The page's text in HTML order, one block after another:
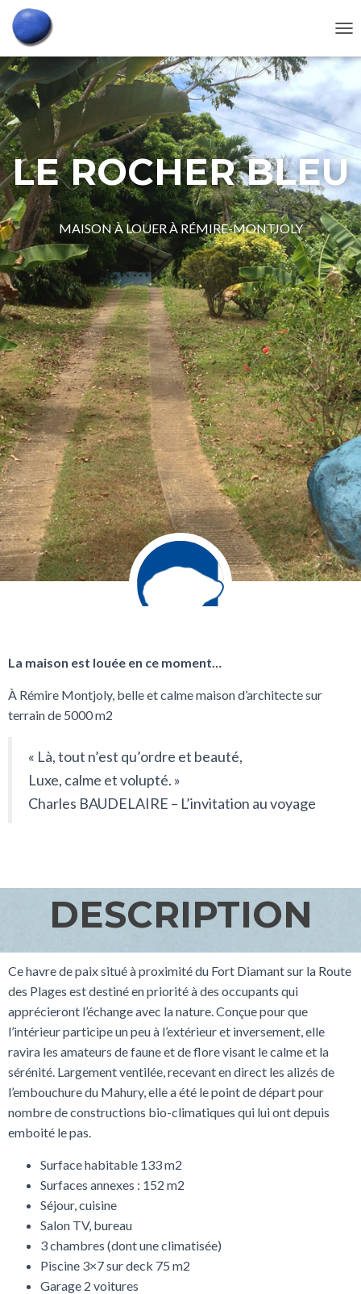
É
R
L
A
N
V
I
G
A
T
I
O
N
LE ROCHER BLEU
MAISON À LOUER À RÉMIRE-MONTJOLY
La maison est louée en ce moment…
À Rémire Montjoly, belle et calme maison d’architecte sur
terrain de 5000 m2
« Là, tout n’est qu’ordre et beauté,
Luxe, calme et volupté. »
Charles BAUDELAIRE – L’invitation au voyage
DESCRIPTION
Ce havre de paix situé à proximité du Fort Diamant sur la Route
des Plages est destiné en priorité à des occupants qui
apprécieront l’échange avec la nature. Conçue pour que
l’intérieur participe un peu à l’extérieur et inversement, elle
ravira les amateurs de faune et de flore visant le calme et la
sérénité. Largement ventilée, recevant en direct les alizés de
l’embouchure du Mahury, elle a été le point de départ pour
nombre de constructions bio-climatiques qui lui ont depuis
emboité le pas.
Surface habitable 133 m2
Surfaces annexes : 152 m2
Séjour, cuisine
Salon TV, bureau
3 chambres (dont une climatisée)
Piscine 3×7 sur deck 75 m2
Garage 2 voitures